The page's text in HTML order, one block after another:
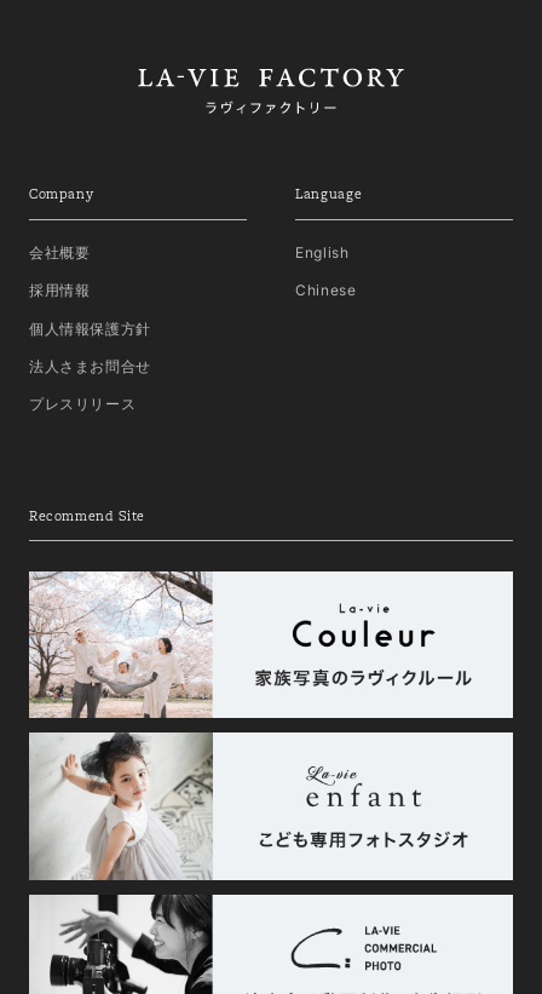
Company
会社概要
採用情報
個人情報保護方針
法人さまお問合せ
プレスリリース
Language
English
Chinese
Recommend Site